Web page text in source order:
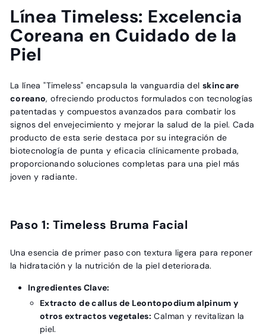
Línea Timeless: Excelencia
Coreana en Cuidado de la
Piel
La línea "Timeless" encapsula la vanguardia del skincare
coreano, ofreciendo productos formulados con tecnologías
patentadas y compuestos avanzados para combatir los
signos del envejecimiento y mejorar la salud de la piel. Cada
producto de esta serie destaca por su integración de
biotecnología de punta y eficacia clínicamente probada,
proporcionando soluciones completas para una piel más
joven y radiante.
Paso 1: Timeless Bruma Facial
Una esencia de primer paso con textura ligera para reponer
la hidratación y la nutrición de la piel deteriorada.
Ingredientes Clave:
Extracto de callus de Leontopodium alpinum y
otros extractos vegetales: Calman y revitalizan la
piel.